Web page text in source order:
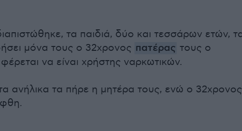
τα παιδιά, δύο και τεσσάρων ετών,
μόνα τους ο 32χρονος πατέρας τους ο
να είναι χρήστης ναρκωτικών.
ανήλικα τα πήρε η μητέρα τους, ενώ ο 32χρονος